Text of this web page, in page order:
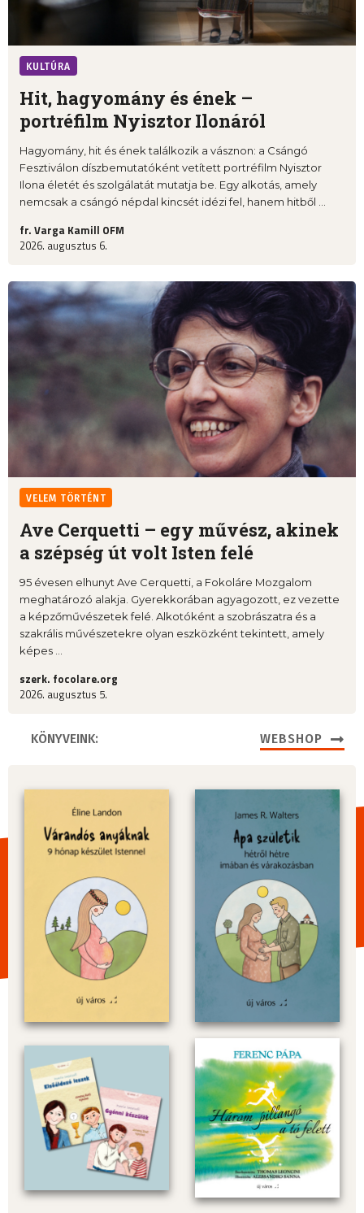
KULTÚRA
Hit, hagyomány és ének –
portréfilm Nyisztor Ilonáról
Hagyomány, hit és ének találkozik a vásznon: a Csángó
Fesztiválon díszbemutatóként vetített portréfilm Nyisztor
Ilona életét és szolgálatát mutatja be. Egy alkotás, amely
nemcsak a csángó népdal kincsét idézi fel, hanem hitből ...
fr. Varga Kamill OFM
2026. augusztus 6.
VELEM TÖRTÉNT
Ave Cerquetti – egy művész, akinek
a szépség út volt Isten felé
95 évesen elhunyt Ave Cerquetti, a Fokoláre Mozgalom
meghatározó alakja. Gyerekkorában agyagozott, ez vezette
a képzőművészetek felé. Alkotóként a szobrászatra és a
szakrális művészetekre olyan eszközként tekintett, amely
képes ...
szerk. focolare.org
2026. augusztus 5.
KÖNYVEINK: WEBSHOP